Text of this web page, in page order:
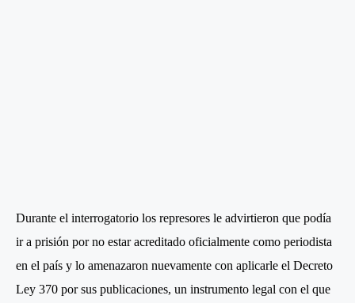
Durante el interrogatorio los represores le advirtieron que podía
ir a prisión por no estar acreditado oficialmente como periodista
en el país y lo amenazaron nuevamente con aplicarle el Decreto
Ley 370 por sus publicaciones, un instrumento legal con el que